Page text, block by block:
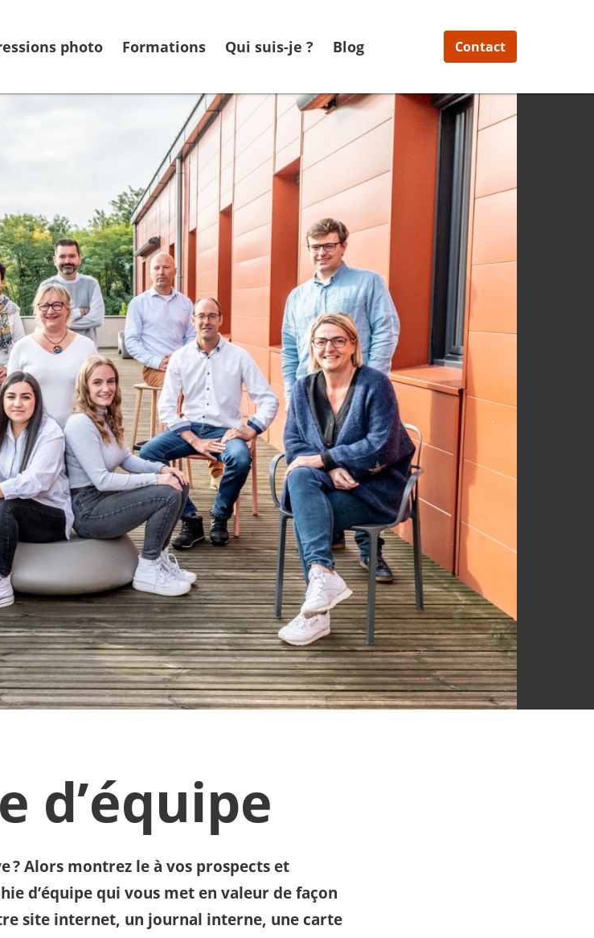
photo Formations Qui suis-je ? Blog Contact
d’équipe
Alors montrez le à vos prospects et
d’équipe qui vous met en valeur de façon
site internet, un journal interne, une carte